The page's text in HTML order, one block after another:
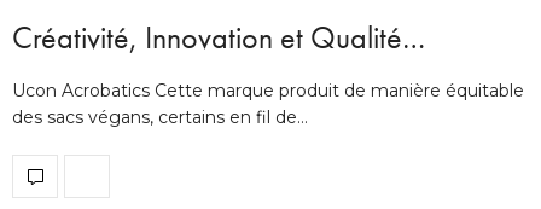
Créativité, Innovation et Qualité…
Ucon Acrobatics Cette marque produit de manière équitable
des sacs végans, certains en fil de…